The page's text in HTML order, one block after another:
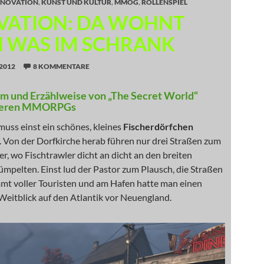
, KUNST UND KULTUR, MMOG, ROLLENSPIEL
DA WOHNT
WAS IM SCHRANK
8 KOMMENTARE
und Erzählweise von „The Secret World“
MMORPGs
einst ein schönes, kleines Fischerdörfchen
Von der Dorfkirche herab führen nur drei Straßen zum
wo Fischtrawler dicht an dicht an den breiten
Einst lud der Pastor zum Plausch, die Straßen
voller Touristen und am Hafen hatte man einen
auf den Atlantik vor Neuengland.